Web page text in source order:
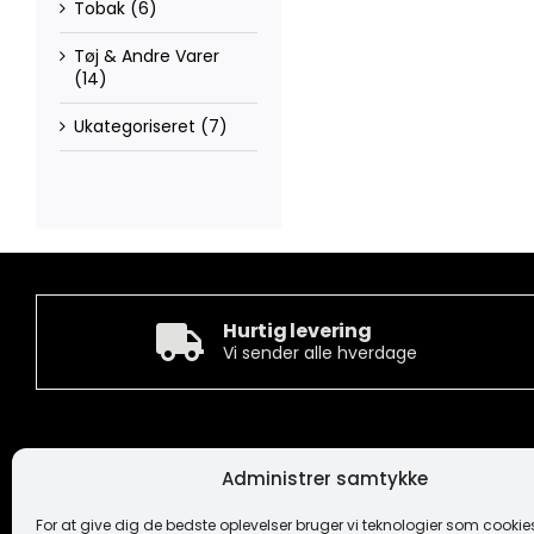
Administrer samtykke
For at give dig de bedste oplevelser bruger vi teknologier som
Tobak (6)
Tøj & Andre Varer
(14)
Ukategoriseret (7)
Hurtig levering
Vi sender alle hverdage
Kontakt
Løhdesvej 6